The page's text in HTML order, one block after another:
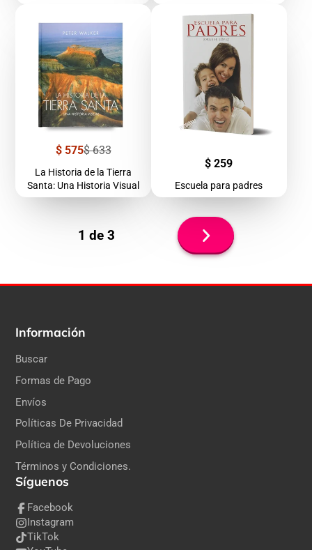
Precio
venta
$ 575Precio
$ 633
La Historia de la Tierra
Santa: Una Historia Visual
Precio
$ 259
Escuela para padres
1 de 3
Siguiente
página
Información
Buscar
Formas de Pago
Envíos
Políticas De Privacidad
Política de Devoluciones
Términos y Condiciones.
Síguenos
Facebook
Instagram
TikTok